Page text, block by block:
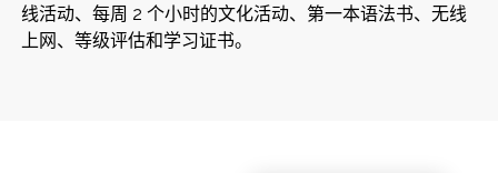
线活动、每周 2 个小时的文化活动、第一本语法书、无线
上网、等级评估和学习证书。